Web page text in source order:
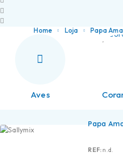
Home Loja Papa
Aves
Papa
REF: n.d.